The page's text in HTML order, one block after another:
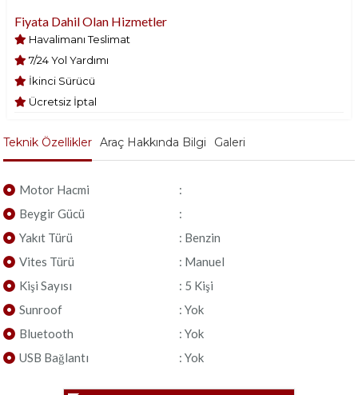
Fiyata Dahil Olan Hizmetler
Havalimanı Teslimat
7/24 Yol Yardımı
İkinci Sürücü
Ücretsiz İptal
Teknik Özellikler Araç Hakkında Bilgi Galeri
Motor Hacmi
:
Beygir Gücü
:
Yakıt Türü
: Benzin
Vites Türü
: Manuel
Kişi Sayısı
: 5 Kişi
Sunroof
: Yok
Bluetooth
: Yok
USB Bağlantı
: Yok